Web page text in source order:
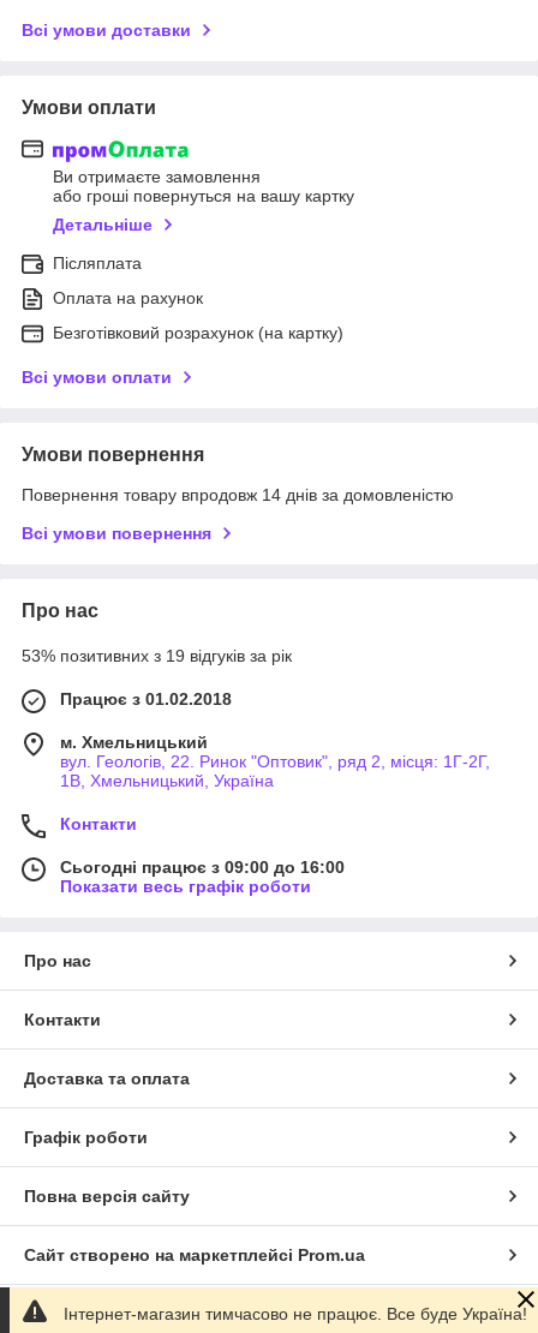
Всі умови доставки
Умови оплати
Ви отримаєте замовлення
або гроші повернуться на вашу картку
Детальніше
Післяплата
Оплата на рахунок
Безготівковий розрахунок (на картку)
Всі умови оплати
Умови повернення
Повернення товару впродовж 14 днів за домовленістю
Всі умови повернення
Про нас
53% позитивних з 19 відгуків за рік
Працює з 01.02.2018
м. Хмельницький
вул. Геологів, 22. Ринок "Оптовик", ряд 2, місця: 1Г-2Г,
1В, Хмельницький, Україна
Контакти
Сьогодні працює з 09:00 до 16:00
Показати весь графік роботи
Про нас
Контакти
Доставка та оплата
Графік роботи
Повна версія сайту
Сайт створено на маркетплейсі Prom.ua
Політика конфіденційності
Інтернет-магазин тимчасово не працює. Все буде Україна!